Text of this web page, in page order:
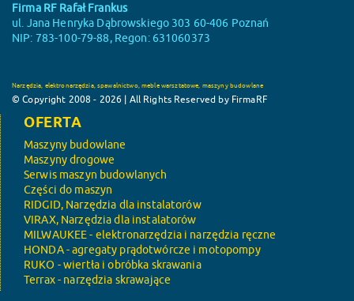
Firma RF Rafał Frankus
ul. Jana Henryka Dąbrowskiego 303 60-406 Poznań
NIP: 783-100-79-88, Regon: 631060373
Narzędzia, elektronarzędzia, spawalnictwo, meble warsztatowe, maszyny budowlane
© Copyright 2008 - 2026 | All Rights Reserved by FirmaRF
OFERTA
Maszyny budowlane
Maszyny drogowe
Serwis maszyn budowlanych
Części do maszyn
RIDGID, Narzędzia dla instalatorów
VIRAX, Narzędzia dla instalatorów
MILWAUKEE - elektronarzędzia i narzędzia ręczne
HONDA - agregaty prądotwórcze i motopompy
RUKO - wiertła i obróbka skrawania
Terrax - narzędzia skrawające